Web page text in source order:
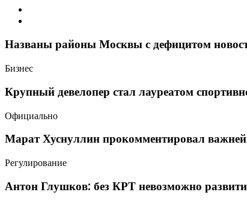
Названы районы Москвы с дефицитом
Бизнес
Крупный девелопер стал лауреатом
Официально
Марат Хуснуллин прокомментировал
Регулирование
Антон Глушков: без КРТ невозможно